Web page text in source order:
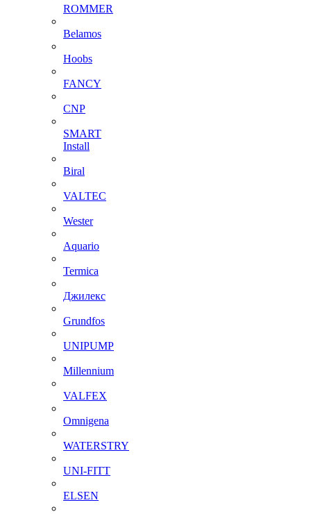
ROMMER
Belamos
Hoobs
FANCY
CNP
SMART
Install
Biral
VALTEC
Wester
Aquario
Termica
Джилекс
Grundfos
UNIPUMP
Millennium
VALFEX
Omnigena
WATERSTRY
UNI-FITT
ELSEN